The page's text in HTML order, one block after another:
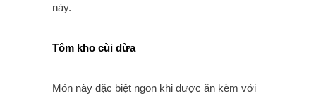
này.
Tôm kho cùi dừa
Món này đặc biệt ngon khi được ăn kèm với